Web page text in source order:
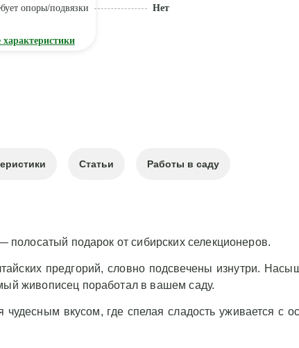
опоры/подвязки Нет
характеристики
Статьи Работы в саду
подарок от сибирских селекционеров.
предгорий, словно подсвечены изнутри.
живописец поработал в вашем саду.
чудесным вкусом, где спелая сладость уживается